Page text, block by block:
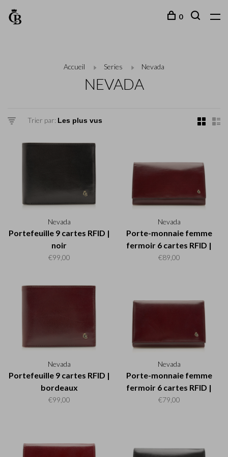
0
Accueil Series Nevada
NEVADA
Trier par:
Nevada
Portefeuille 9 cartes RFID |
noir
€99,00
Nevada
Porte-monnaie femme
fermoir 6 cartes RFID |
bordeaux
€89,00
Nevada
Portefeuille 9 cartes RFID |
bordeaux
€99,00
Nevada
Porte-monnaie femme
fermoir 6 cartes RFID |
bordeaux
€79,00